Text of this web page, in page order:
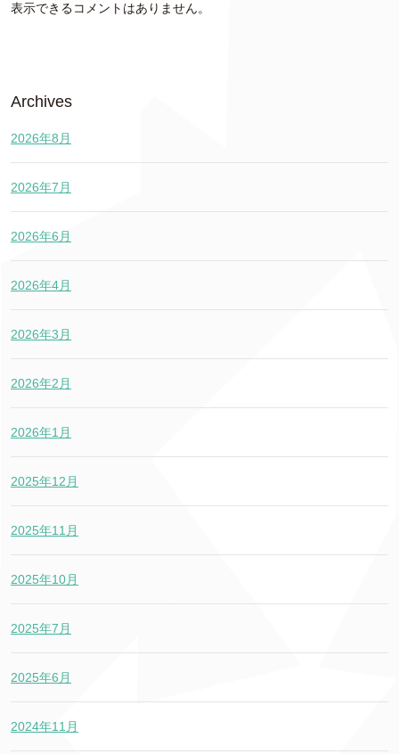
表示できるコメントはありません。
Archives
2026年8月
2026年7月
2026年6月
2026年4月
2026年3月
2026年2月
2026年1月
2025年12月
2025年11月
2025年10月
2025年7月
2025年6月
2024年11月